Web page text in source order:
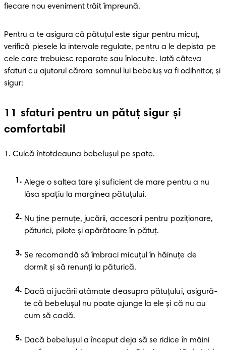
fiecare nou eveniment trăit împreună.
Pentru a te asigura că pătuţul este sigur pentru micuţ,
verifică piesele la intervale regulate, pentru a le depista pe
cele care trebuiesc reparate sau înlocuite. Iată câteva
sfaturi cu ajutorul cărora somnul lui bebeluș va fi odihnitor, şi
sigur:
11 sfaturi pentru un pătuţ sigur şi
comfortabil
1 . Culcă întotdeauna bebeluşul pe spate.
Alege o saltea tare şi suficient de mare pentru a nu
lăsa spaţiu la marginea pătuţului.
Nu ţine pernuţe, jucării, accesorii pentru poziţionare,
păturici, pilote şi apărătoare în pătuţ.
Se recomandă să îmbraci micuţul în hăinuţe de
dormit şi să renunţi la păturică.
Dacă ai jucării atârnate deasupra pătuţului, asigură-
te că bebeluşul nu poate ajunge la ele şi că nu au
cum să cadă.
Dacă bebeluşul a început deja să se ridice în mâini